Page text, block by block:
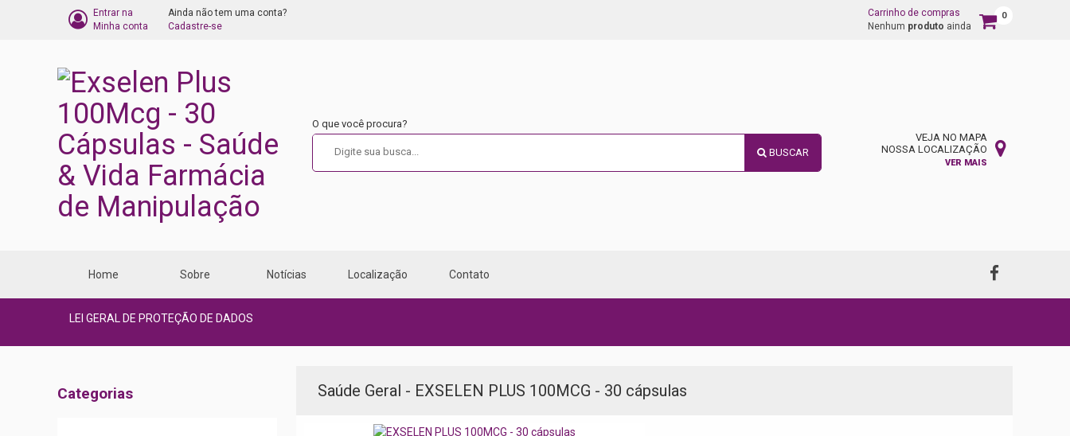
Entrar na
Minha conta
Ainda não tem uma conta?
Cadastre-se
Carrinho
Carrinho de compras
Nenhum produto ainda
0
O que você procura?
BUSCAR
VEJA NO MAPA
NOSSA LOCALIZAÇÃO
VER MAIS
Home Sobre Notícias Localização Contato
LEI GERAL DE PROTEÇÃO DE DADOS
Categorias
Menu
Saúde Geral - EXSELEN PLUS 100MCG - 30 cápsulas